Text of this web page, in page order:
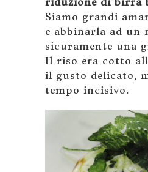
Siamo grandi
e abbinarla ad un
sicuramente una
Il riso era cotto
il gusto delicato,
tempo incisivo.